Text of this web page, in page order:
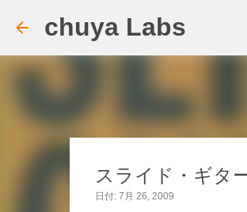
chuya Labs
スライド・ギタ
日付: 7月 26, 2009